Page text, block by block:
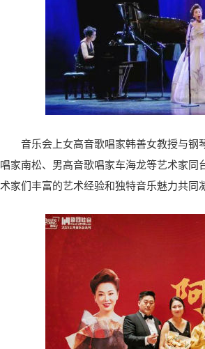
音乐会上女高音歌唱家韩善女教授与
唱家南松、男高音歌唱家车海龙等艺术家
术家们丰富的艺术经验和独特音乐魅力共